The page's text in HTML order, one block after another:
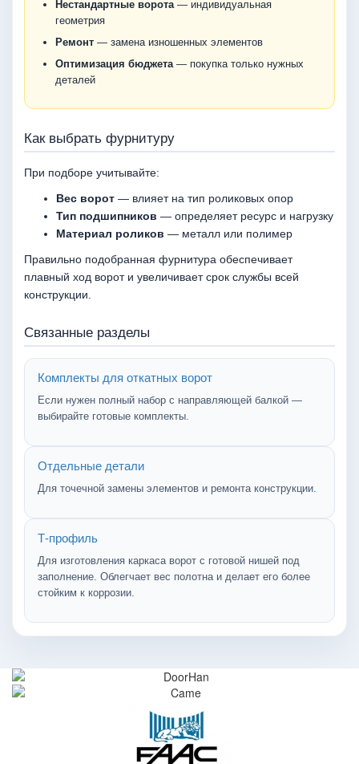
Нестандартные ворота— индивидуальная
геометрия
Ремонт — замена изношенных элементов
Оптимизация бюджета— покупка только нужных
деталей
Как выбрать фурнитуру
При подборе учитывайте:
Вес ворот — влияет на тип роликовых опор
Тип подшипников — определяет ресурс и нагрузку
Материал роликов — металл или полимер
Правильно подобранная фурнитура обеспечивает
плавный ход ворот и увеличивает срок службы всей
конструкции.
Связанные разделы
Комплекты для откатных ворот
Если нужен полный набор с направляющей балкой —
выбирайте готовые комплекты.
Отдельные детали
Для точечной замены элементов и ремонта конструкции.
Т-профиль
Для изготовления каркаса ворот с готовой нишей под
заполнение. Облегчает вес полотна и делает его более
стойким к коррозии.